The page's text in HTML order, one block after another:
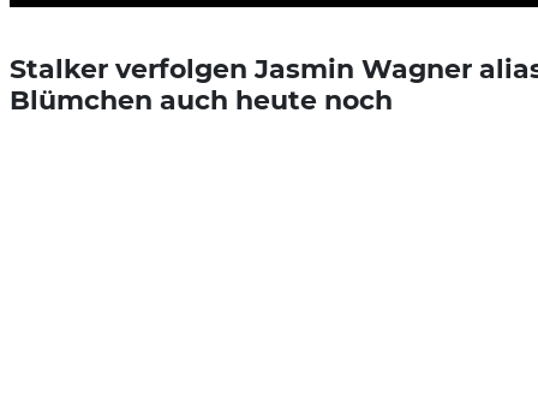
Stalker verfolgen Jasmin Wagner
Blümchen auch heute noch